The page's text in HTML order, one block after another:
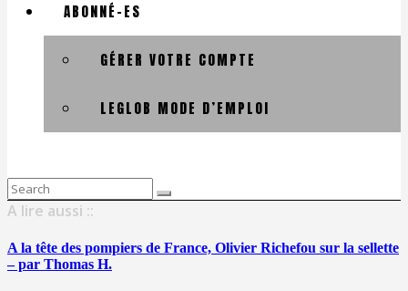
ABONNÉ-ES
GÉRER VOTRE COMPTE
LEGLOB MODE D’EMPLOI
Search
for:
A lire aussi ::
A la tête des pompiers de France, Olivier Richefou sur la sellette
– par Thomas H.